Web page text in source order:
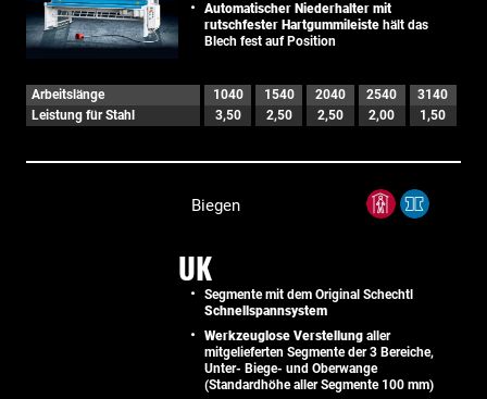
Automatischer Niederhalter mit
rutschfester Hartgummileiste hält das
Blech fest auf Position
Arbeitslänge 1040 1540 2040 2540
3140
Leistung für Stahl
3,50 2,50 2,50 2,00 1,50
Biegen
UK
Segmente mit dem Original Schechtl
Schnellspannsystem
Werkzeuglose Verstellung aller
mitgelieferten Segmente der 3 Bereiche,
Unter- Biege- und Oberwange
(Standardhöhe aller Segmente 100 mm)